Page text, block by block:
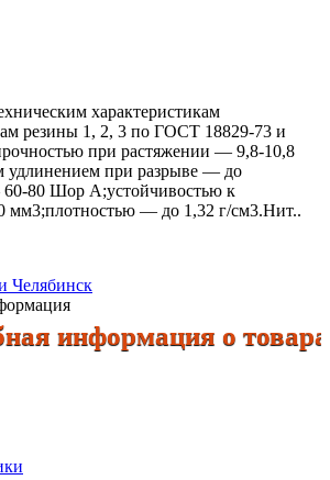
характеристикам
резины 1, 2, 3 по ГОСТ 18829-73 и
при растяжении — 9,8-10,8
при разрыве — до
80 Шор А;устойчивостью к
мм3;плотностью — до 1,32 г/см3.Нит..
Челябинск
информация о